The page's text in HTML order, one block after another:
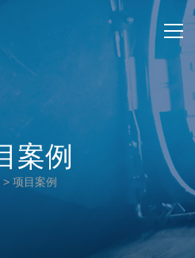
案例
> 项目案例